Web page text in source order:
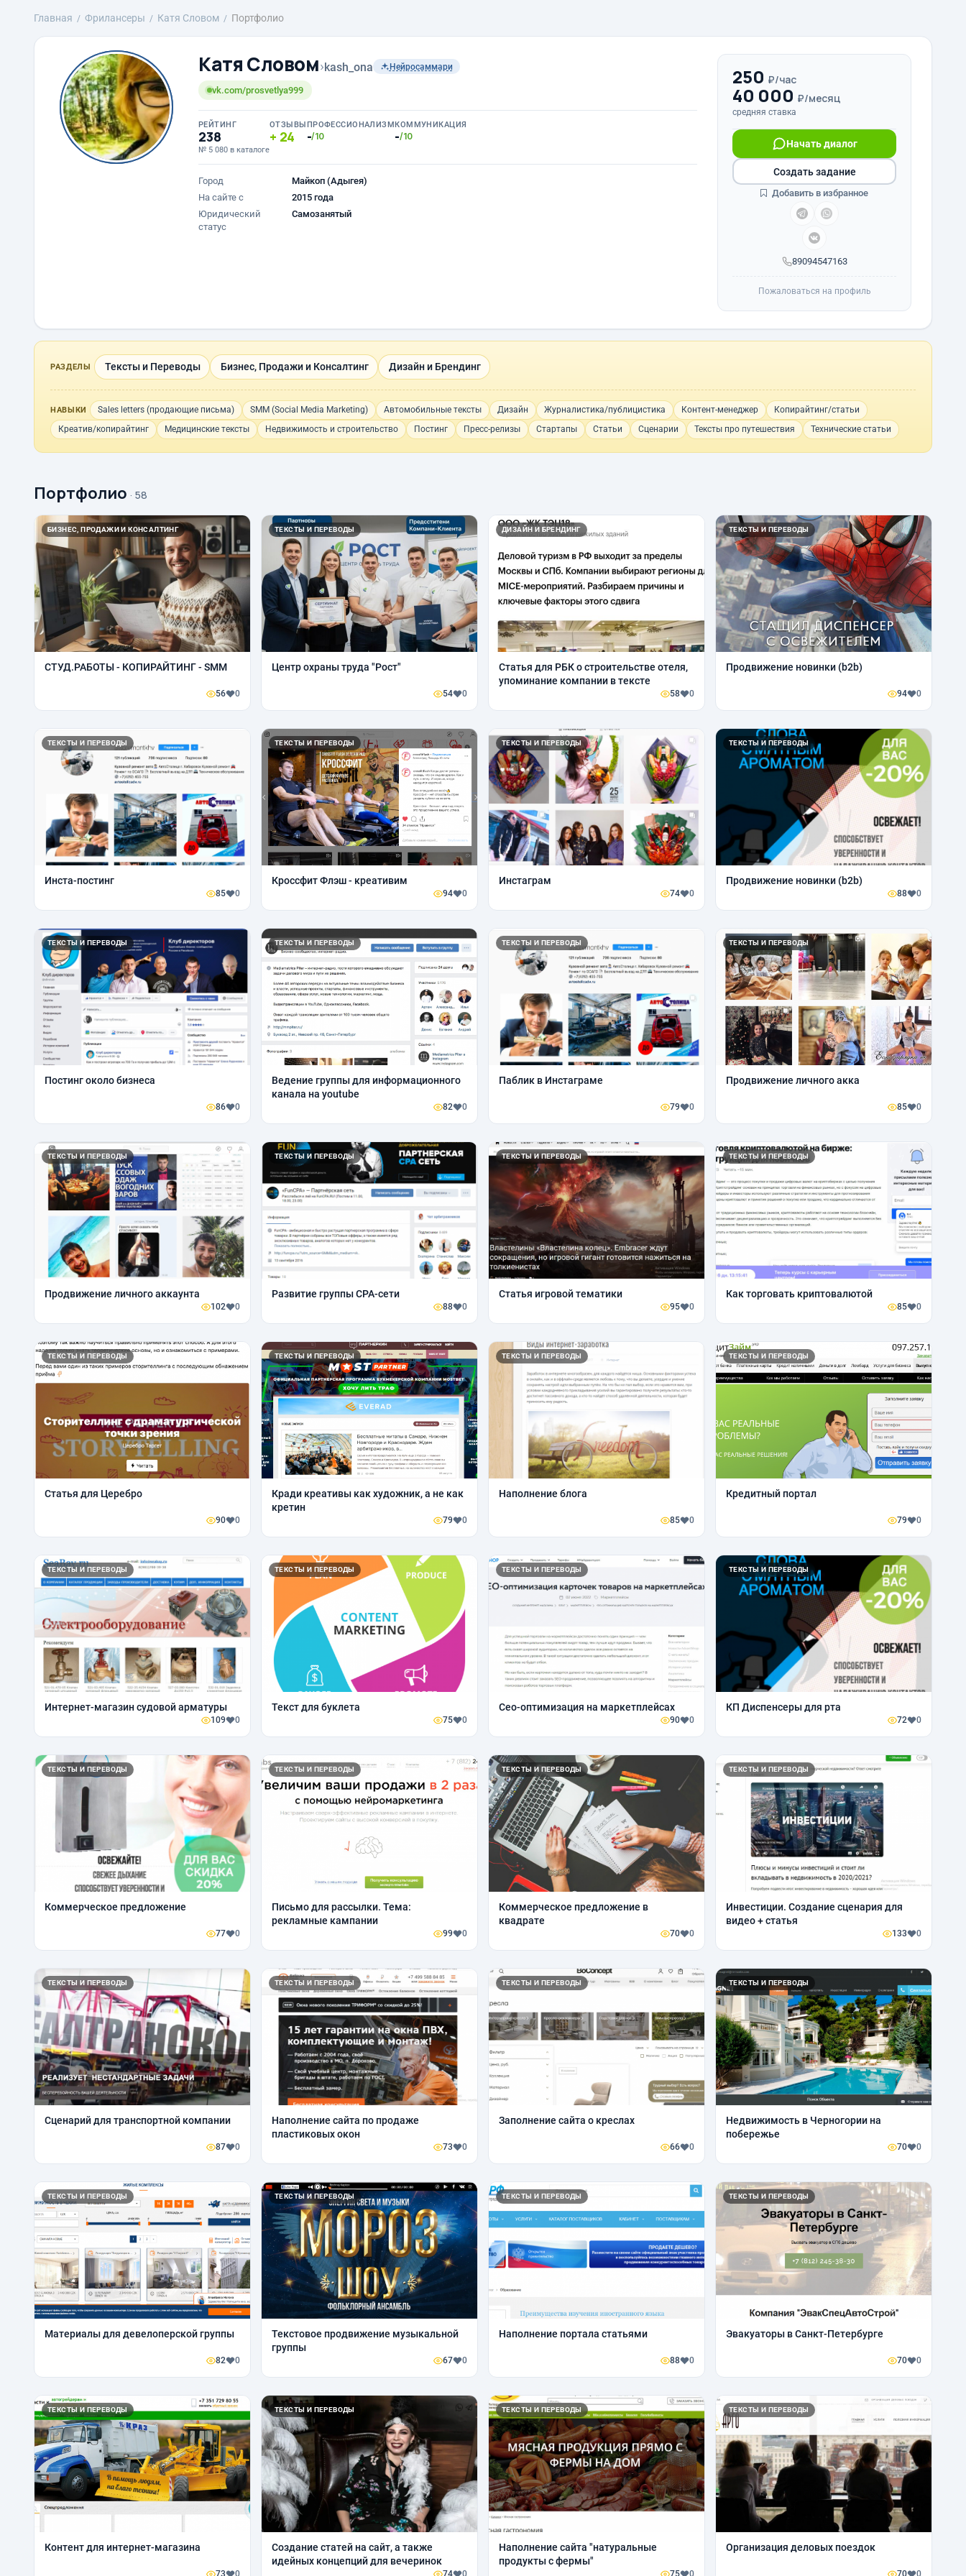
Главная Фрилансеры Катя Словом Портфолио
Катя Словом›kash_ona Нейросаммари
vk.com/prosvetlya999
РЕЙТИНГ
238
№ 5 080 в каталоге
ОТЗЫВЫ
24
ПРОФЕССИОНАЛИЗМ
-/10
КОММУНИКАЦИЯ
-/10
Город
Майкоп (Адыгея)
На сайте с
2015 года
Юридический
статус
Самозанятый
250 ₽/час
40 000 ₽/месяц
средняя ставка
89094547163
Начать диалог
Создать задание
Добавить в избранное
Пожаловаться на профиль
РАЗДЕЛЫ Тексты и Переводы Бизнес, Продажи и Консалтинг Дизайн и Брендинг
НАВЫКИ Sales letters (продающие письма) SMM (Social Media Marketing) Автомобильные тексты Дизайн Журналистика/публицистика Контент-менеджер
Копирайтинг/статьи
Креатив/копирайтинг
Медицинские тексты Недвижимость и строительство Постинг Пресс-релизы Стартапы Статьи Сценарии Тексты про путешествия Технические статьи
Портфолио · 58
БИЗНЕС, ПРОДАЖИ И КОНСАЛТИНГ
СТУД.РАБОТЫ - КОПИРАЙТИНГ - SMM
56 0
ТЕКСТЫ И ПЕРЕВОДЫ
Центр охраны труда "Рост"
54 0
ДИЗАЙН И БРЕНДИНГ
Статья для РБК о строительстве отеля,
упоминание компании в тексте
58 0
ТЕКСТЫ И ПЕРЕВОДЫ
Продвижение новинки (b2b)
94 0
ТЕКСТЫ И ПЕРЕВОДЫ
Инста-постинг
85 0
ТЕКСТЫ И ПЕРЕВОДЫ
Кроссфит Флэш - креативим
94 0
ТЕКСТЫ И ПЕРЕВОДЫ
Инстаграм
74 0
ТЕКСТЫ И ПЕРЕВОДЫ
Продвижение новинки (b2b)
88 0
ТЕКСТЫ И ПЕРЕВОДЫ
Постинг около бизнеса
86 0
ТЕКСТЫ И ПЕРЕВОДЫ
Ведение группы для информационного
канала на youtube
82 0
ТЕКСТЫ И ПЕРЕВОДЫ
Паблик в Инстаграме
79 0
ТЕКСТЫ И ПЕРЕВОДЫ
Продвижение личного акка
85 0
ТЕКСТЫ И ПЕРЕВОДЫ
Продвижение личного аккаунта
102 0
ТЕКСТЫ И ПЕРЕВОДЫ
Развитие группы CPA-сети
88 0
ТЕКСТЫ И ПЕРЕВОДЫ
Статья игровой тематики
95 0
ТЕКСТЫ И ПЕРЕВОДЫ
Как торговать криптовалютой
85 0
ТЕКСТЫ И ПЕРЕВОДЫ
Статья для Церебро
90 0
ТЕКСТЫ И ПЕРЕВОДЫ
Кради креативы как художник, а не как
кретин
79 0
ТЕКСТЫ И ПЕРЕВОДЫ
Наполнение блога
85 0
ТЕКСТЫ И ПЕРЕВОДЫ
Кредитный портал
79 0
ТЕКСТЫ И ПЕРЕВОДЫ
Интернет-магазин судовой арматуры
109 0
ТЕКСТЫ И ПЕРЕВОДЫ
Текст для буклета
75 0
ТЕКСТЫ И ПЕРЕВОДЫ
Сео-оптимизация на маркетплейсах
90 0
ТЕКСТЫ И ПЕРЕВОДЫ
КП Диспенсеры для рта
72 0
ТЕКСТЫ И ПЕРЕВОДЫ
Коммерческое предложение
77 0
ТЕКСТЫ И ПЕРЕВОДЫ
Письмо для рассылки. Тема:
рекламные кампании
99 0
ТЕКСТЫ И ПЕРЕВОДЫ
Коммерческое предложение в
квадрате
70 0
ТЕКСТЫ И ПЕРЕВОДЫ
Инвестиции. Создание сценария для
видео + статья
133 0
ТЕКСТЫ И ПЕРЕВОДЫ
Сценарий для транспортной компании
87 0
ТЕКСТЫ И ПЕРЕВОДЫ
Наполнение сайта по продаже
пластиковых окон
73 0
ТЕКСТЫ И ПЕРЕВОДЫ
Заполнение сайта о креслах
66 0
ТЕКСТЫ И ПЕРЕВОДЫ
Недвижимость в Черногории на
побережье
70 0
ТЕКСТЫ И ПЕРЕВОДЫ
Материалы для девелоперской группы
82 0
ТЕКСТЫ И ПЕРЕВОДЫ
Текстовое продвижение музыкальной
группы
67 0
ТЕКСТЫ И ПЕРЕВОДЫ
Наполнение портала статьями
88 0
ТЕКСТЫ И ПЕРЕВОДЫ
Эвакуаторы в Санкт-Петербурге
70 0
ТЕКСТЫ И ПЕРЕВОДЫ
Контент для интернет-магазина
73 0
ТЕКСТЫ И ПЕРЕВОДЫ
Создание статей на сайт, а также
идейных концепций для вечеринок
74 0
ТЕКСТЫ И ПЕРЕВОДЫ
Наполнение сайта "натуральные
продукты с фермы"
75 0
ТЕКСТЫ И ПЕРЕВОДЫ
Организация деловых поездок
70 0